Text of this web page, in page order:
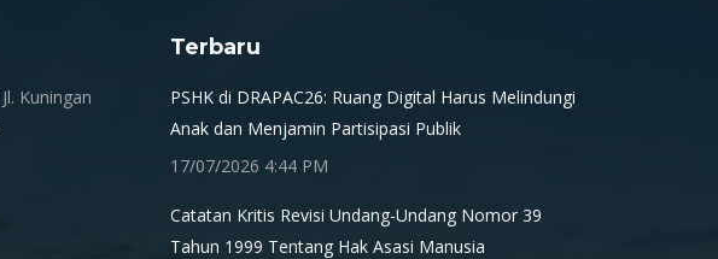
Kuningan
Terbaru
PSHK di DRAPAC26: Ruang Digital Harus Melindungi
Anak dan Menjamin Partisipasi Publik
17/07/2026 4:44 PM
Catatan Kritis Revisi Undang-Undang Nomor 39
Tahun 1999 Tentang Hak Asasi Manusia